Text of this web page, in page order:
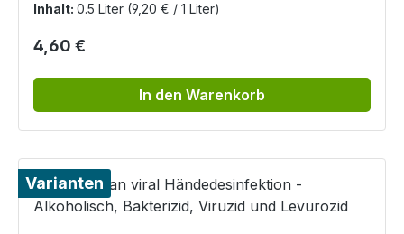
Inhalt: 0.5 Liter (9,20 € / 1 Liter)
Regulärer Preis:
4,60 €
In den Warenkorb
Varianten